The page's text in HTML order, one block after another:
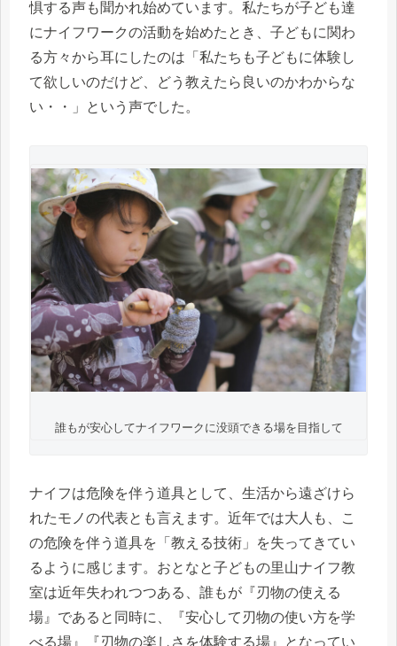
惧する声も聞かれ始めています。私たちが子ども達
にナイフワークの活動を始めたとき、子どもに関わ
る方々から耳にしたのは「私たちも子どもに体験し
て欲しいのだけど、どう教えたら良いのかわからな
い・・」という声でした。
誰もが安心してナイフワークに没頭できる場を目指して
ナイフは危険を伴う道具として、生活から遠ざけら
れたモノの代表とも言えます。近年では大人も、こ
の危険を伴う道具を「教える技術」を失ってきてい
るように感じます。おとなと子どもの里山ナイフ教
室は近年失われつつある、誰もが『刃物の使える
場』であると同時に、『安心して刃物の使い方を学
べる場』『刃物の楽しさを体験する場』となってい